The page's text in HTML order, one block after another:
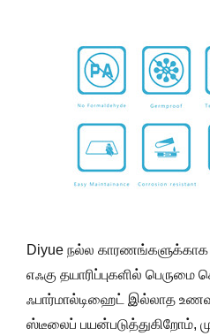
Diyue நல்ல காரணங்களுக்காக
எஃகு தயாரிப்புகளில்
ஃபார்மால்டிஹைட் இல்லாத உணவு
ஸ்டீலைப் பயன்படுத்துகிறோம்,